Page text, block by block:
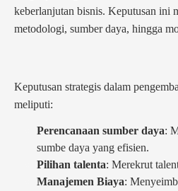
keberlanjutan bisnis. Keputusan ini
metodologi, sumber daya, hingga
Keputusan strategis dalam
meliputi:
Perencanaan sumber daya:
sumbe daya yang efisien.
Pilihan talenta: Merekrut
Manajemen Biaya: